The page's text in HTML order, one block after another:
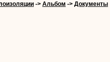
-> Альбом -> Документы